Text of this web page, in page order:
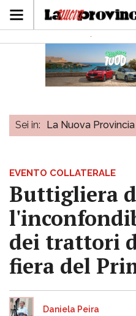
Sei in: La Nuova Provincia
EVENTO COLLATERALE
Buttigliera
dei trattori
fiera del
Daniela Peira